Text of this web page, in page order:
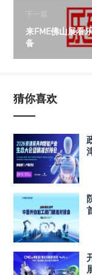
下一篇
来FME佛山展看
备
猜你喜欢